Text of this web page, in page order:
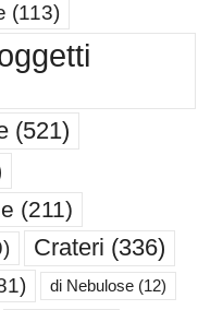
(113)
(521)
(211)
Crateri (336)
di Nebulose(12)